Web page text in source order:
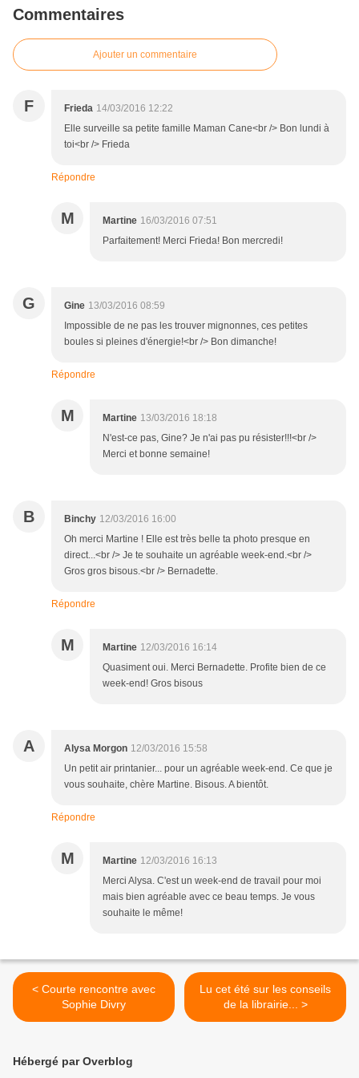
Commentaires
Ajouter un commentaire
F Frieda 14/03/2016 12:22
Elle surveille sa petite famille Maman Cane<br /> Bon lundi à
toi<br /> Frieda
Répondre
M Martine 16/03/2016 07:51
Parfaitement! Merci Frieda! Bon mercredi!
G Gine 13/03/2016 08:59
Impossible de ne pas les trouver mignonnes, ces petites
boules si pleines d'énergie!<br /> Bon dimanche!
Répondre
M Martine 13/03/2016 18:18
N'est-ce pas, Gine? Je n'ai pas pu résister!!!<br />
Merci et bonne semaine!
B Binchy 12/03/2016 16:00
Oh merci Martine ! Elle est très belle ta photo presque en
direct...<br /> Je te souhaite un agréable week-end.<br />
Gros gros bisous.<br /> Bernadette.
Répondre
M Martine 12/03/2016 16:14
Quasiment oui. Merci Bernadette. Profite bien de ce
week-end! Gros bisous
A Alysa Morgon 12/03/2016 15:58
Un petit air printanier... pour un agréable week-end. Ce que je
vous souhaite, chère Martine. Bisous. A bientôt.
Répondre
M Martine 12/03/2016 16:13
Merci Alysa. C'est un week-end de travail pour moi
mais bien agréable avec ce beau temps. Je vous
souhaite le même!
< Courte rencontre avec
Sophie Divry
Lu cet été sur les conseils
de la librairie... >
Hébergé par Overblog